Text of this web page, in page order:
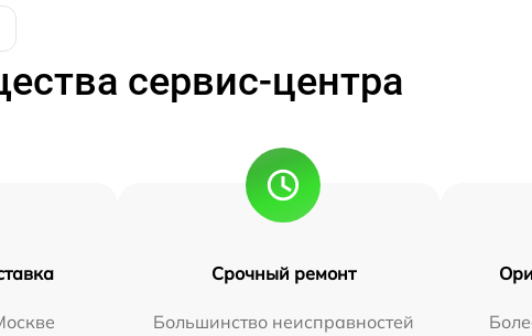
сервис-центра
Срочный ремонт
Большинство неисправностей